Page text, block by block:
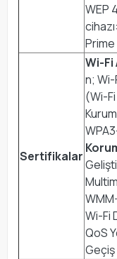
WEP
Prime
Sertifikalar
Wi-Fi
n; Wi-
(Wi-
Wi-Fi
QoS
Geçiş